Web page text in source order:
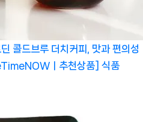
콜드브루 더치커피, 맛과 편의성
ㅣ추천상품] 식품